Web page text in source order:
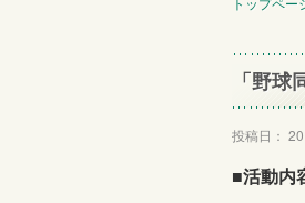
トップペー
「野
投稿日：
■活動内